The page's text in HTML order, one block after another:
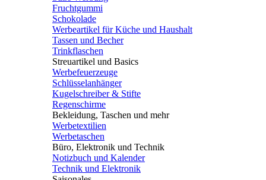
Fruchtgummi
Schokolade
Werbeartikel für Küche und Haushalt
Tassen und Becher
Trinkflaschen
Streuartikel und Basics
Werbefeuerzeuge
Schlüsselanhänger
Kugelschreiber & Stifte
Regenschirme
Bekleidung, Taschen und mehr
Werbetextilien
Werbetaschen
Büro, Elektronik und Technik
Notizbuch und Kalender
Technik und Elektronik